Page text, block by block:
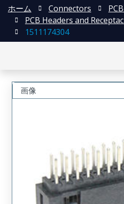
ホーム Connectors
PCB Headers and
1511174304
画像